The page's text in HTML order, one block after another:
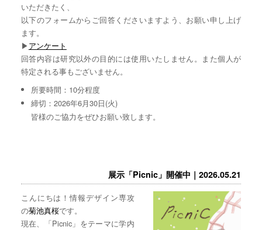
いただきたく、
以下のフォームからご回答くださいますよう、お願い申し上げ
ます。
▶︎アンケート
回答内容は研究以外の目的には使用いたしません。また個人が
特定される事もございません。
所要時間：10分程度
締切：2026年6月30日(火)
皆様のご協力をぜひお願い致します。
展示「Picnic」開催中｜2026.05.21
こんにちは！情報デザイン専攻
の菊池真桜です。
現在、「Picnic」をテーマに学内